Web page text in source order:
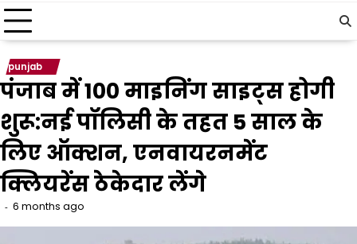
punjab
पंजाब में 100 माइनिंग साइट्स होगी
शुरू:नई पॉलिसी के तहत 5 साल के
लिए ऑक्शन, एनवायरनमेंट
क्लियरेंस ठेकेदार लेंगे
6 months ago